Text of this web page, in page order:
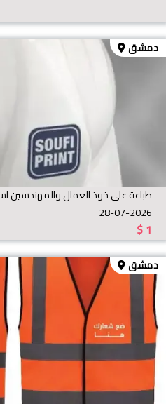
دمشق
طباعة على خوذ العمال والمهندسين
28-07-2026
$1
دمشق